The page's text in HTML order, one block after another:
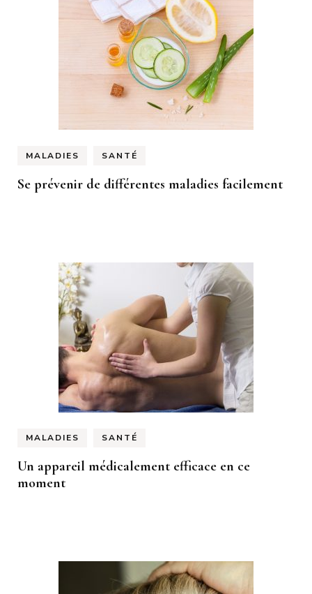
MALADIES SANTÉ
Se prévenir de différentes maladies facilement
MALADIES SANTÉ
Un appareil médicalement efficace en ce
moment